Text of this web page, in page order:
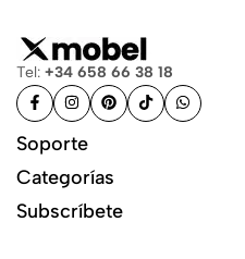
Tel: +34 658 66 38 18
Soporte
Categorías
Subscríbete